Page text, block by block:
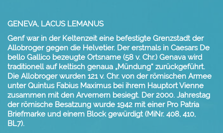
GENEVA, LACUS LEMANUS
Genf war in der Keltenzeit eine befestigte Grenzstadt der
Allobroger gegen die Helvetier. Der erstmals in Caesars De
bello Gallico bezeugte Ortsname (58 v. Chr.) Genava wird
traditionell auf keltisch genaua „Mündung“ zurückgeführt.
Die Allobroger wurden 121 v. Chr. von der römischen Armee
unter Quintus Fabius Maximus bei ihrem Hauptort Vienne
zusammen mit den Arvernern besiegt. Der 2000. Jahrestag
der römische Besatzung wurde 1942 mit einer Pro Patria
Briefmarke und einem Block gewürdigt (MiNr. 408, 410,
BL7).